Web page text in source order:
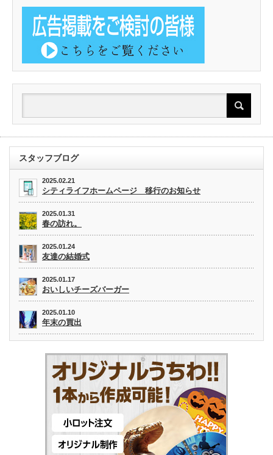
スタッフブログ
2025.02.21
シティライフホームページ 移行のお知らせ
2025.01.31
春の訪れ。
2025.01.24
友達の結婚式
2025.01.17
おいしいチーズバーガー
2025.01.10
年末の買出